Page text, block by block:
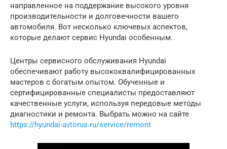
направленное на поддержание высокого уровня
производительности и долговечности вашего
автомобиля. Вот несколько ключевых аспектов,
которые делают сервис Hyundai особенным.
Центры сервисного обслуживания Hyundai
обеспечивают работу высококвалифицированных
мастеров с богатым опытом. Обученные и
сертифицированные специалисты предоставляют
качественные услуги, используя передовые методы
диагностики и ремонта. Выбрать можно на сайте
https://hyundai-avtorus.ru/service/remont